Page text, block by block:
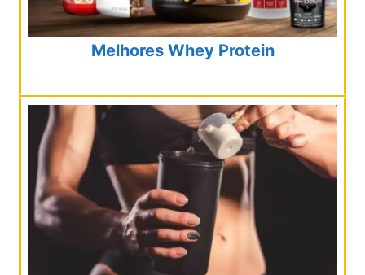
Melhores Whey Protein